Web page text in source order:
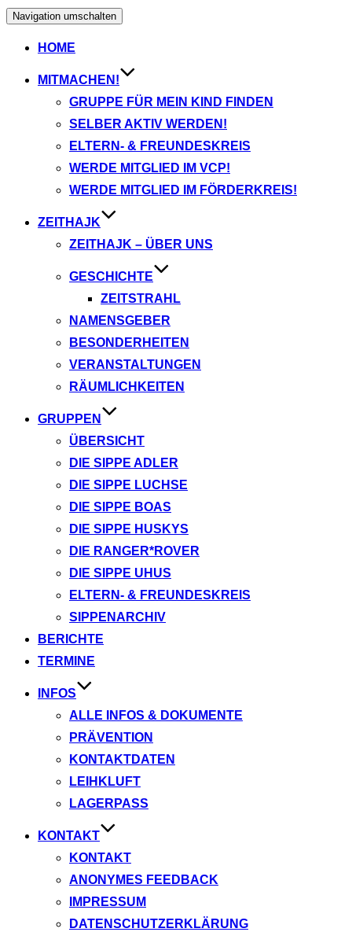
Navigation umschalten
HOME
MITMACHEN!
GRUPPE FÜR MEIN KIND FINDEN
SELBER AKTIV WERDEN!
ELTERN- & FREUNDESKREIS
WERDE MITGLIED IM VCP!
WERDE MITGLIED IM FÖRDERKREIS!
ZEITHAJK
ZEITHAJK – ÜBER UNS
GESCHICHTE
ZEITSTRAHL
NAMENSGEBER
BESONDERHEITEN
VERANSTALTUNGEN
RÄUMLICHKEITEN
GRUPPEN
ÜBERSICHT
DIE SIPPE ADLER
DIE SIPPE LUCHSE
DIE SIPPE BOAS
DIE SIPPE HUSKYS
DIE RANGER*ROVER
DIE SIPPE UHUS
ELTERN- & FREUNDESKREIS
SIPPENARCHIV
BERICHTE
TERMINE
INFOS
ALLE INFOS & DOKUMENTE
PRÄVENTION
KONTAKTDATEN
LEIHKLUFT
LAGERPASS
KONTAKT
KONTAKT
ANONYMES FEEDBACK
IMPRESSUM
DATENSCHUTZERKLÄRUNG